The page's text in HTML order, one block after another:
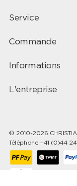
Service
Commande
Informations
L'entreprise
© 2010-2026
Téléphone +41 (0)44